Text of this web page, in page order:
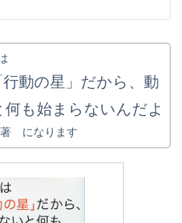
動の星」だから、動
何も始まらないんだよ
になります